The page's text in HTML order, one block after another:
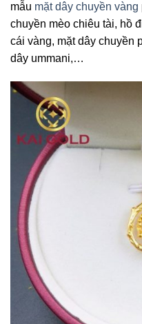
mẫu mặt dây chuyền vàng
chuyền mèo chiêu tài, hồ
cái vàng, mặt dây chuyền
dây ummani,…